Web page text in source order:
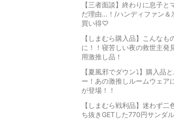
【三者面談】終わりに息子と
だ理由…！/ハンディファン＆
買い得♡
【しまむら購入品】こんなも
に！！寝苦しい夜の救世主
用激推し品！
【夏風邪でダウン⤵】購入品
ー！あの激推しルームウェア
が登場！！
【しまむら戦利品】迷わず二
ち抜きGETした770円サンダ